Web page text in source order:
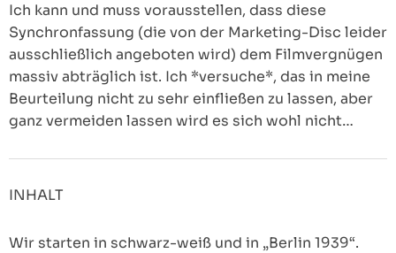
Ich kann und muss vorausstellen, dass diese
Synchronfassung (die von der Marketing-Disc leider
ausschließlich angeboten wird) dem Filmvergnügen
massiv abträglich ist. Ich *versuche*, das in meine
Beurteilung nicht zu sehr einfließen zu lassen, aber
ganz vermeiden lassen wird es sich wohl nicht…
INHALT
Wir starten in schwarz-weiß und in „Berlin 1939“.